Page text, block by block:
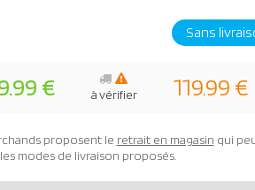
Sans
€ 119.99 €
à vérifier
proposent le retrait en magasin qui
modes de livraison proposés.